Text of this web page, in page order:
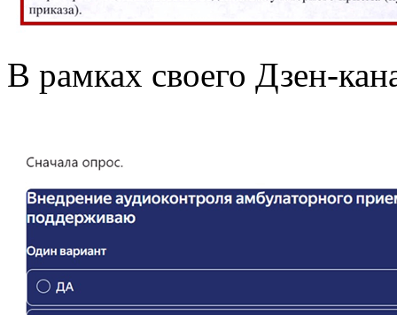
В рамках своего Дзен-